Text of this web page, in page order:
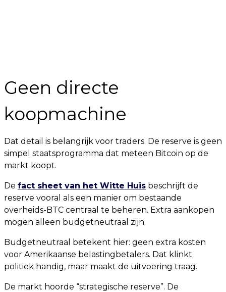
Geen directe
koopmachine
Dat detail is belangrijk voor traders. De reserve is geen
simpel staatsprogramma dat meteen Bitcoin op de
markt koopt.
De fact sheet van het Witte Huis beschrijft de
reserve vooral als een manier om bestaande
overheids-BTC centraal te beheren. Extra aankopen
mogen alleen budgetneutraal zijn.
Budgetneutraal betekent hier: geen extra kosten
voor Amerikaanse belastingbetalers. Dat klinkt
politiek handig, maar maakt de uitvoering traag.
De markt hoorde “strategische reserve”. De